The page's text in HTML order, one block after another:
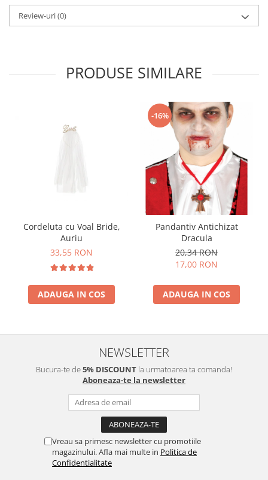
Petreceri Aniversare
Valentine's Day
Review-uri(0)
PRODUSE SIMILARE
Cordeluta cu Voal Bride,
Auriu
33,55 RON
ADAUGA IN COS
-16%
Pandantiv Antichizat
Dracula
20,34 RON
17,00 RON
ADAUGA IN COS
NEWSLETTER
Bucura-te de5% DISCOUNT la urmatoarea ta comanda!
Aboneaza-te la newsletter
Vreau sa primesc newsletter cu promotiile
magazinului. Afla mai multe in Politica de
Confidentialitate